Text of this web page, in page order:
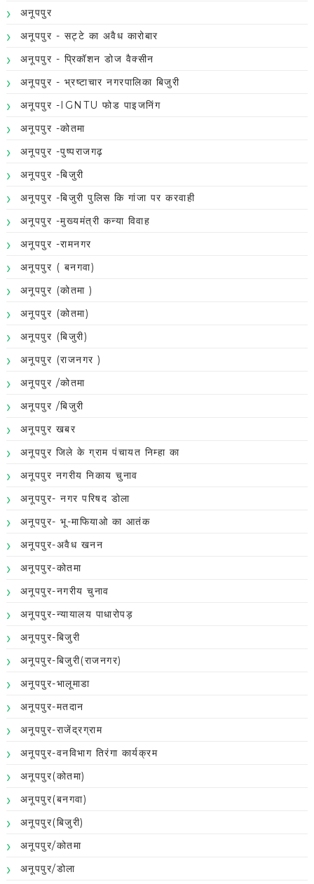
अनूपपुर
अनूपपुर - सट्टे का अवैध कारोबार
अनूपपुर - प्रिकॉशन डोज वैक्सीन
अनूपपुर - भ्रष्टाचार नगरपालिका बिजुरी
अनूपपुर -IGNTU फोड पाइजनिंग
अनूपपुर -कोतमा
अनूपपुर -पुष्पराजगढ़
अनूपपुर -बिजुरी
अनूपपुर -बिजुरी पुलिस कि गांजा पर करवाही
अनूपपुर -मुख्यमंत्री कन्या विवाह
अनूपपुर -रामनगर
अनूपपुर ( बनगवा)
अनूपपुर (कोतमा )
अनूपपुर (कोतमा)
अनूपपुर (बिजुरी)
अनूपपुर (राजनगर )
अनूपपुर /कोतमा
अनूपपुर /बिजुरी
अनूपपुर खबर
अनूपपुर जिले के ग्राम पंचायत निम्हा का
अनूपपुर नगरीय निकाय चुनाव
अनूपपुर- नगर परिषद डोला
अनूपपुर- भू-माफियाओ का आतंक
अनूपपुर-अवैध खनन
अनूपपुर-कोतमा
अनूपपुर-नगरीय चुनाव
अनूपपुर-न्यायालय पाधारोपड़
अनूपपुर-बिजुरी
अनूपपुर-बिजुरी(राजनगर)
अनूपपुर-भालूमाडा
अनूपपुर-मतदान
अनूपपुर-राजेंद्रग्राम
अनूपपुर-वनविभाग तिरंगा कार्यक्रम
अनूपपुर(कोतमा)
अनूपपुर(बनगवा)
अनूपपुर(बिजुरी)
अनूपपुर/कोतमा
अनूपपुर/डोला